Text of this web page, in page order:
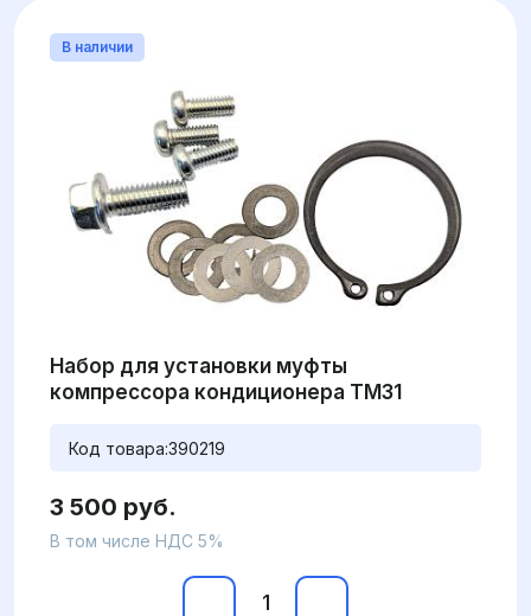
В наличии
Набор для установки муфты
компрессора кондиционера TM31
Код товара:390219
3 500 руб.
В том числе НДС 5%